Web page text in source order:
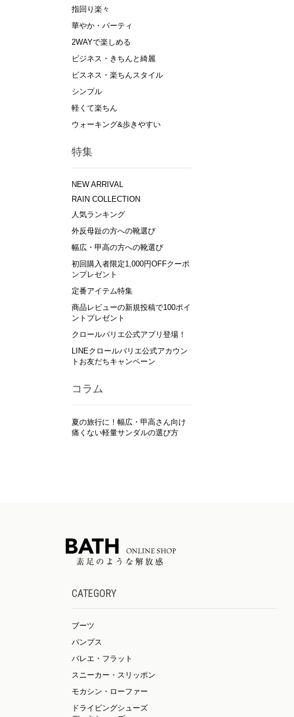
指回り楽々
華やか・パーティ
2WAYで楽しめる
ビジネス・きちんと綺麗
ビスネス・楽ちんスタイル
シンプル
軽くて楽ちん
ウォーキング&歩きやすい
特集
NEW ARRIVAL
RAIN COLLECTION
人気ランキング
外反母趾の方への靴選び
幅広・甲高の方への靴選び
初回購入者限定1,000円OFFクーポ
ンプレゼント
定番アイテム特集
商品レビューの新規投稿で100ポイ
ントプレゼント
クロールバリエ公式アプリ登場！
LINEクロールバリエ公式アカウン
トお友だちキャンペーン
コラム
夏の旅行に！幅広・甲高さん向け
痛くない軽量サンダルの選び方
CATEGORY
ブーツ
パンプス
バレエ・フラット
スニーカー・スリッポン
モカシン・ローファー
ドライビングシューズ